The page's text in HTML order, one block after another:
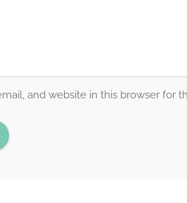
and website in this browser for